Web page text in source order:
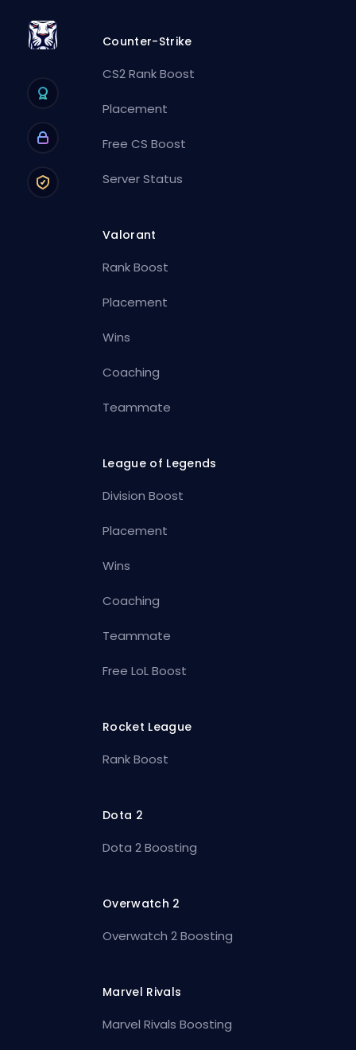
Counter-Strike
CS2 Rank Boost
Placement
Free CS Boost
Server Status
Valorant
Rank Boost
Placement
Wins
Coaching
Teammate
League of Legends
Division Boost
Placement
Wins
Coaching
Teammate
Free LoL Boost
Rocket League
Rank Boost
Dota 2
Dota 2 Boosting
Overwatch 2
Overwatch 2 Boosting
Marvel Rivals
Marvel Rivals Boosting